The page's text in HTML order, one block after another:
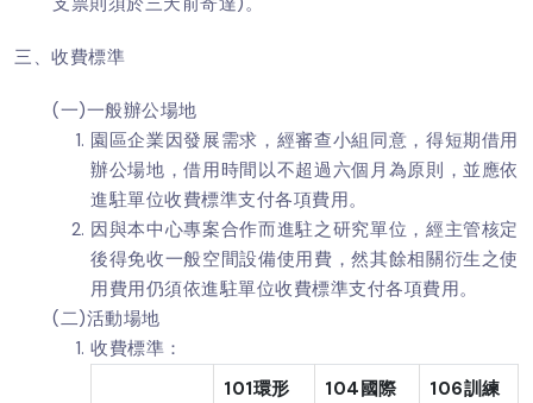
三、收費標準
(一)一般辦公場地
園區企業因發展需求，經審查小組同意，得短期借用
辦公場地，借用時間以不超過六個月為原則，並應依
進駐單位收費標準支付各項費用。
因與本中心專案合作而進駐之研究單位，經主管核定
後得免收一般空間設備使用費，然其餘相關衍生之使
用費用仍須依進駐單位收費標準支付各項費用。
(二)活動場地
收費標準：
101環形
104國際
106訓練